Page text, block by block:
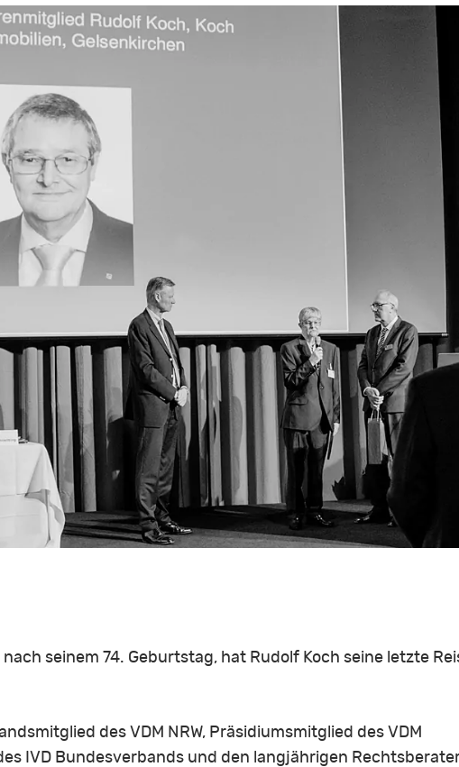
seinem 74. Geburtstag, hat Rudolf Koch seine letzte
des VDM NRW, Präsidiumsmitglied des VDM
IVD Bundesverbands und den langjährigen